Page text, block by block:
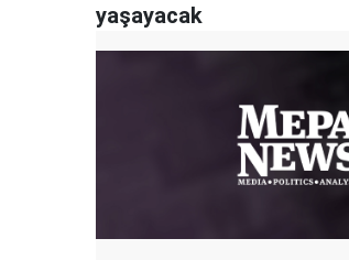
yaşayacak